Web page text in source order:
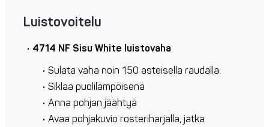
Luistovoitelu
4714 NF Sisu White luistovaha
Sulata vaha noin 150 asteisella raudalla.
Siklaa puolilämpöisenä
Anna pohjan jäähtyä
Avaa pohjakuvio rosteriharjalla, jatka